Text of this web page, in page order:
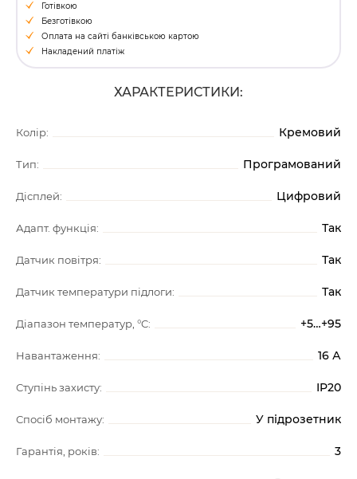
Готівкою
Безготівкою
Оплата на сайті банківською картою
Накладений платіж
ХАРАКТЕРИСТИКИ:
Колір: Кремовий
Тип: Програмований
Дісплей: Цифровий
Адапт. функція: Так
Датчик повітря: Так
Датчик температури підлоги: Так
Діапазон температур, °C: +5…+95
Навантаження: 16 А
Ступінь захисту: IP20
Спосіб монтажу: У підрозетник
Гарантія, років: 3